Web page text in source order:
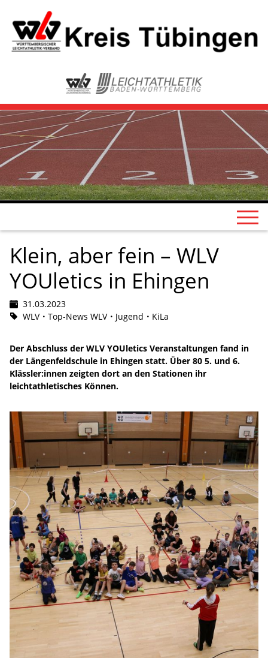
Klein, aber fein – WLV
YOUletics in Ehingen
31.03.2023
WLV
Top-News WLV Jugend KiLa
Der Abschluss der WLV YOUletics Veranstaltungen fand in
der Längenfeldschule in Ehingen statt. Über 80 5. und 6.
Klässler:innen zeigten dort an den Stationen ihr
leichtathletisches Können.